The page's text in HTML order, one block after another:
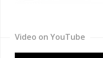
Video on YouTube